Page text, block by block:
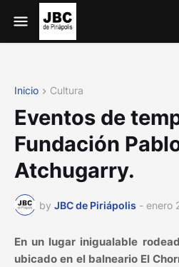
Inicio Cultura
Eventos de
Fundación
Atchugarry.
by JBC de Piriápolis - enero
En un lugar inigualable
ubicado en el balneario El